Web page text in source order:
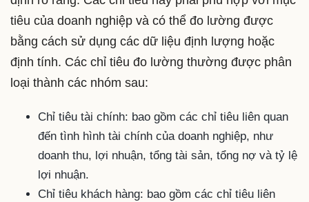
tiêu của doanh nghiệp và có thể đo lường được
bằng cách sử dụng các dữ liệu định lượng hoặc
định tính. Các chỉ tiêu đo lường thường được phân
loại thành các nhóm sau:
Chỉ tiêu tài chính: bao gồm các chỉ tiêu liên quan
đến tình hình tài chính của doanh nghiệp, như
doanh thu, lợi nhuận, tổng tài sản, tổng nợ và tỷ lệ
lợi nhuận.
Chỉ tiêu khách hàng: bao gồm các chỉ tiêu liên